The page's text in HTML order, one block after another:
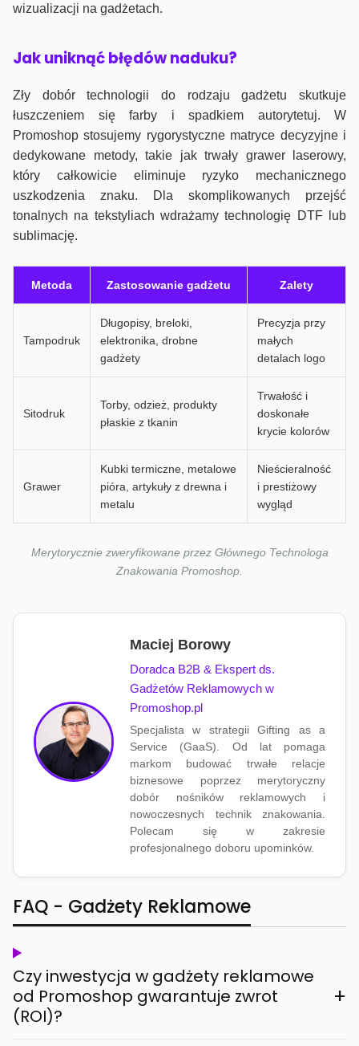
wizualizacji na gadżetach.
Jak uniknąć błędów naduku?
Zły dobór technologii do rodzaju gadżetu skutkuje
łuszczeniem się farby i spadkiem autorytetuj. W
Promoshop stosujemy rygorystyczne matryce decyzyjne i
dedykowane metody, takie jak trwały grawer laserowy,
który całkowicie eliminuje ryzyko mechanicznego
uszkodzenia znaku. Dla skomplikowanych przejść
tonalnych na tekstyliach wdrażamy technologię DTF lub
sublimację.
Metoda Zastosowanie gadżetu Zalety
Tampodruk
Długopisy, breloki,
elektronika, drobne
gadżety
Precyzja przy
małych
detalach logo
Sitodruk
Torby, odzież, produkty
płaskie z tkanin
Trwałość i
doskonałe
krycie kolorów
Grawer
Kubki termiczne, metalowe
pióra, artykuły z drewna i
metalu
Nieścieralność
i prestiżowy
wygląd
Merytorycznie zweryfikowane przez Głównego Technologa
Znakowania Promoshop.
Maciej Borowy
Doradca B2B & Ekspert ds.
Gadżetów Reklamowych w
Promoshop.pl
Specjalista w strategii Gifting as a
Service (GaaS). Od lat pomaga
markom budować trwałe relacje
biznesowe poprzez merytoryczny
dobór nośników reklamowych i
nowoczesnych technik znakowania.
Polecam się w zakresie
profesjonalnego doboru upominków.
FAQ - Gadżety Reklamowe
Czy inwestycja w gadżety reklamowe
od Promoshop gwarantuje zwrot
(ROI)?
+